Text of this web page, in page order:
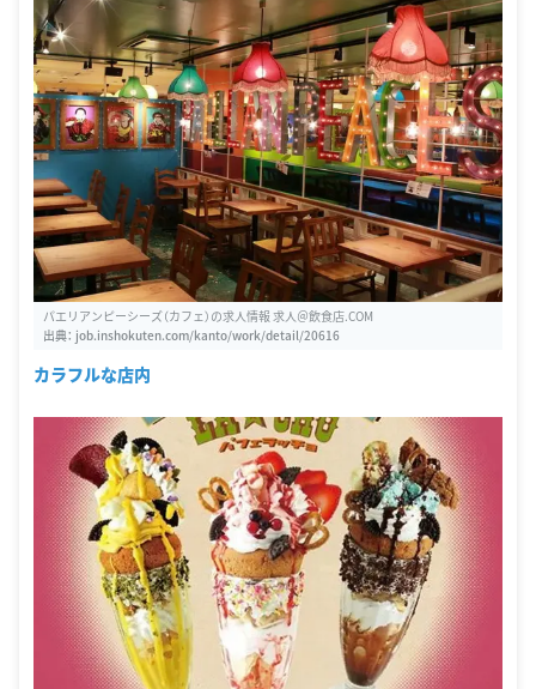
パエリアンピーシーズ（カフェ）の求人情報 求人＠飲食店.COM
出典： job.inshokuten.com/kanto/work/detail/20616
カラフルな店内